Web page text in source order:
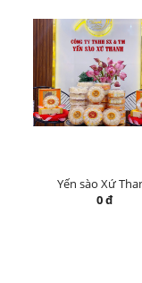
Yến sào Xứ
0 đ